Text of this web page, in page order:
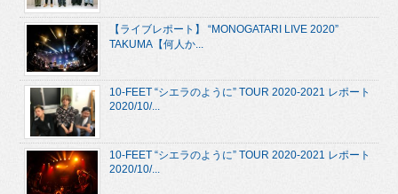
【ライブレポート】 “MONOGATARI LIVE 2020”
TAKUMA【何人か...
10-FEET “シエラのように” TOUR 2020-2021 レポート
2020/10/...
10-FEET “シエラのように” TOUR 2020-2021 レポート
2020/10/...